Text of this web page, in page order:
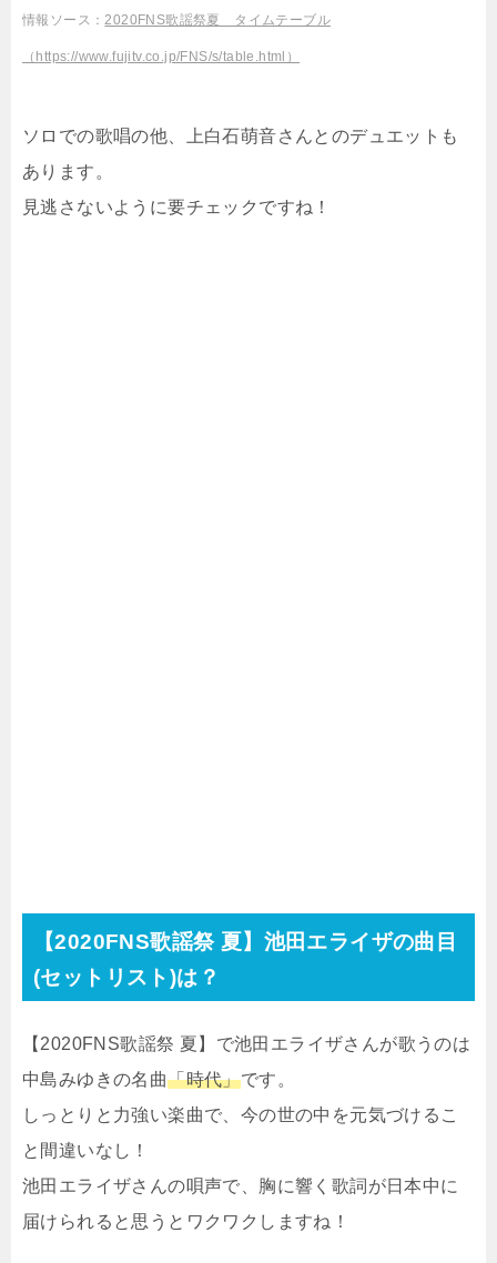
情報ソース：2020FNS歌謡祭夏 タイムテーブル
（https://www.fujitv.co.jp/FNS/s/table.html）
ソロでの歌唱の他、上白石萌音さんとのデュエットも
あります。
見逃さないように要チェックですね！
【2020FNS歌謡祭 夏】池田エライザの曲目
(セットリスト)は？
【2020FNS歌謡祭 夏】で池田エライザさんが歌うのは
中島みゆきの名曲「時代」です。
しっとりと力強い楽曲で、今の世の中を元気づけるこ
と間違いなし！
池田エライザさんの唄声で、胸に響く歌詞が日本中に
届けられると思うとワクワクしますね！